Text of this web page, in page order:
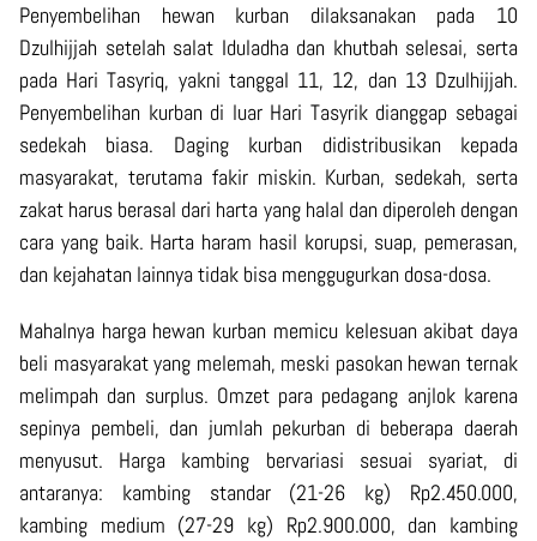
Penyembelihan hewan kurban dilaksanakan pada 10
Dzulhijjah setelah salat Iduladha dan khutbah selesai, serta
pada Hari Tasyriq, yakni tanggal 11, 12, dan 13 Dzulhijjah.
Penyembelihan kurban di luar Hari Tasyrik dianggap sebagai
sedekah biasa. Daging kurban didistribusikan kepada
masyarakat, terutama fakir miskin. Kurban, sedekah, serta
zakat harus berasal dari harta yang halal dan diperoleh dengan
cara yang baik. Harta haram hasil korupsi, suap, pemerasan,
dan kejahatan lainnya tidak bisa menggugurkan dosa-dosa.
Mahalnya harga hewan kurban memicu kelesuan akibat daya
beli masyarakat yang melemah, meski pasokan hewan ternak
melimpah dan surplus. Omzet para pedagang anjlok karena
sepinya pembeli, dan jumlah pekurban di beberapa daerah
menyusut. Harga kambing bervariasi sesuai syariat, di
antaranya: kambing standar (21-26 kg) Rp2.450.000,
kambing medium (27-29 kg) Rp2.900.000, dan kambing